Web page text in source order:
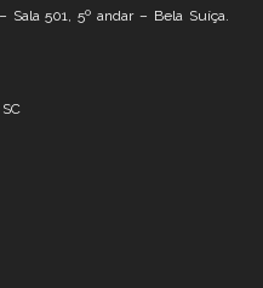
Sala 501, 5º andar – Bela Suíça.